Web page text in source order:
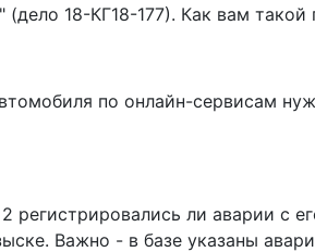
(дело 18-КГ18-177). Как вам
по онлайн-сервисам
регистрировались ли аварии с
Важно - в базе указаны